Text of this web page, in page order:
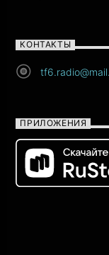
КОНТАКТЫ
ПРИЛОЖЕНИЯ